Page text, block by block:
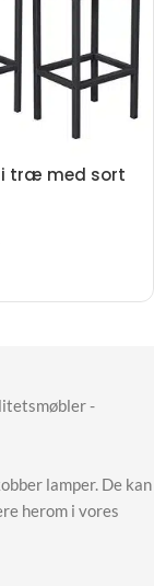
i træ med sort
-
lamper. De kan
herom i vores